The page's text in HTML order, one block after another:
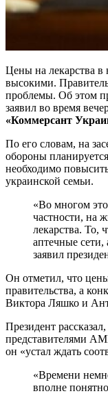
Цены на лекарства в
высокими.
проблемы. Об этом
заявил во время
«Коммерсант
По его словам, на
обороны
необходимо
украинской семьи.
«Во многом
частности, на
лекарства. То,
аптечные
заявил
Он отметил, что
правительства, а
Виктора Ляшко и
Президент
представителями
он «устал ждать
«Времени
вполне